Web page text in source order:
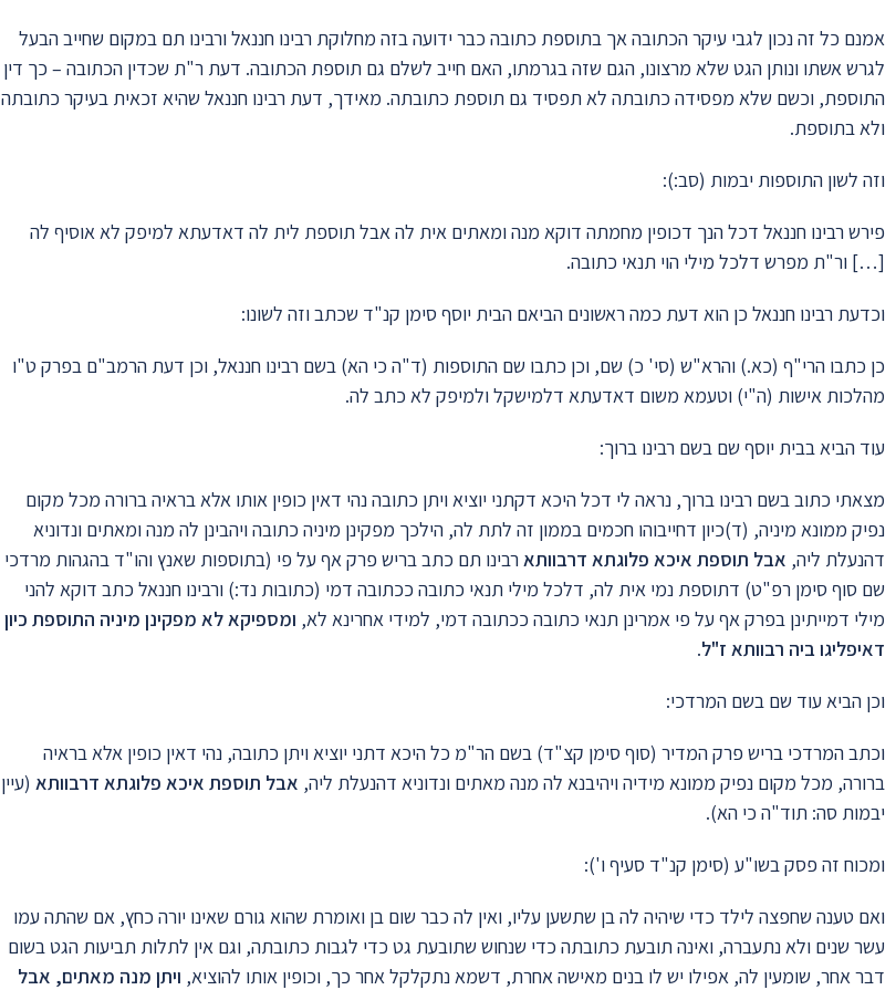
אמנם כל זה נכון לגבי עיקר הכתובה אך בתוספת כתובה כבר ידועה בזה מחלוקת רבינו חננאל ורבינו תם במקום שחייב הבעל
לגרש אשתו ונותן הגט שלא מרצונו, הגם שזה בגרמתו, האם חייב לשלם גם תוספת הכתובה. דעת ר"ת שכדין הכתובה – כך דין
התוספת, וכשם שלא מפסידה כתובתה לא תפסיד גם תוספת כתובתה. מאידך, דעת רבינו חננאל שהיא זכאית בעיקר כתובתה
ולא בתוספת.
וזה לשון התוספות יבמות (סב:):
פירש רבינו חננאל דכל הנך דכופין מחמתה דוקא מנה ומאתים אית לה אבל תוספת לית לה דאדעתא למיפק לא אוסיף לה
[…] ור"ת מפרש דלכל מילי הוי תנאי כתובה.
וכדעת רבינו חננאל כן הוא דעת כמה ראשונים הביאם הבית יוסף סימן קנ"ד שכתב וזה לשונו:
כן כתבו הרי"ף (כא.) והרא"ש (סי' כ) שם, וכן כתבו שם התוספות (ד"ה כי הא) בשם רבינו חננאל, וכן דעת הרמב"ם בפרק ט"ו
מהלכות אישות (ה"י) וטעמא משום דאדעתא דלמישקל ולמיפק לא כתב לה.
עוד הביא בבית יוסף שם בשם רבינו ברוך:
מצאתי כתוב בשם רבינו ברוך, נראה לי דכל היכא דקתני יוציא ויתן כתובה נהי דאין כופין אותו אלא בראיה ברורה מכל מקום
נפיק ממונא מיניה, (ד)כיון דחייבוהו חכמים בממון זה לתת לה, הילכך מפקינן מיניה כתובה ויהבינן לה מנה ומאתים ונדוניא
דהנעלת ליה, אבל תוספת איכא פלוגתא דרבוותא רבינו תם כתב בריש פרק אף על פי (בתוספות שאנץ והו"ד בהגהות מרדכי
שם סוף סימן רפ"ט) דתוספת נמי אית לה, דלכל מילי תנאי כתובה ככתובה דמי (כתובות נד:) ורבינו חננאל כתב דוקא להני
מילי דמייתינן בפרק אף על פי אמרינן תנאי כתובה ככתובה דמי, למידי אחרינא לא, ומספיקא לא מפקינן מיניה התוספת כיון
דאיפליגו ביה רבוותא ז"ל.
וכן הביא עוד שם בשם המרדכי:
וכתב המרדכי בריש פרק המדיר (סוף סימן קצ"ד) בשם הר"מ כל היכא דתני יוציא ויתן כתובה, נהי דאין כופין אלא בראיה
ברורה, מכל מקום נפיק ממונא מידיה ויהיבנא לה מנה מאתים ונדוניא דהנעלת ליה, אבל תוספת איכא פלוגתא דרבוותא (עיין
יבמות סה: תוד"ה כי הא).
ומכוח זה פסק בשו"ע (סימן קנ"ד סעיף ו'):
ואם טענה שחפצה לילד כדי שיהיה לה בן שתשען עליו, ואין לה כבר שום בן ואומרת שהוא גורם שאינו יורה כחץ, אם שהתה עמו
עשר שנים ולא נתעברה, ואינה תובעת כתובתה כדי שנחוש שתובעת גט כדי לגבות כתובתה, וגם אין לתלות תביעות הגט בשום
דבר אחר, שומעין לה, אפילו יש לו בנים מאישה אחרת, דשמא נתקלקל אחר כך, וכופין אותו להוציא, ויתן מנה מאתים, אבל